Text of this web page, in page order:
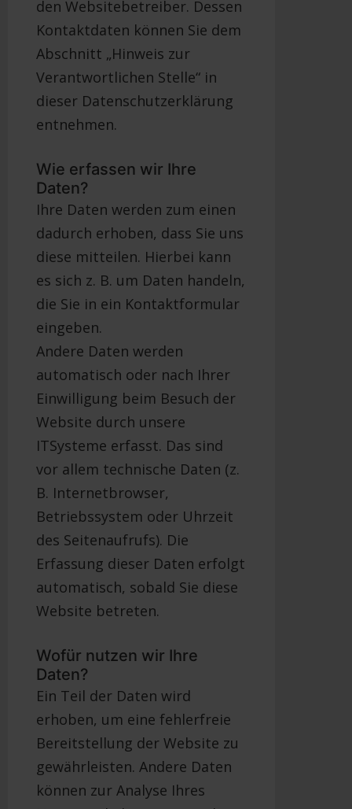
den Websitebetreiber. Dessen
Kontaktdaten können Sie dem
Abschnitt „Hinweis zur
Verantwortlichen Stelle“ in
dieser Datenschutzerklärung
entnehmen.
Wie erfassen wir Ihre
Daten?
Ihre Daten werden zum einen
dadurch erhoben, dass Sie uns
diese mitteilen. Hierbei kann
es sich z. B. um Daten handeln,
die Sie in ein Kontaktformular
eingeben.
Andere Daten werden
automatisch oder nach Ihrer
Einwilligung beim Besuch der
Website durch unsere
ITSysteme erfasst. Das sind
vor allem technische Daten (z.
B. Internetbrowser,
Betriebssystem oder Uhrzeit
des Seitenaufrufs). Die
Erfassung dieser Daten erfolgt
automatisch, sobald Sie diese
Website betreten.
Wofür nutzen wir Ihre
Daten?
Ein Teil der Daten wird
erhoben, um eine fehlerfreie
Bereitstellung der Website zu
gewährleisten. Andere Daten
können zur Analyse Ihres